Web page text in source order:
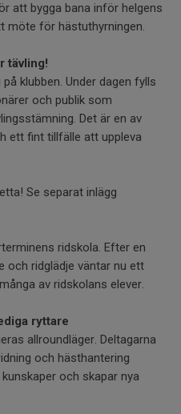
att bygga bana inför helgens
möte för hästuthyrningen.
tävling!
klubben. Under dagen fylls
och publik som
Det är en av
ett fint tillfälle att uppleva
Se separat inlägg
ridskola. Efter en
och ridglädje väntar nu ett
av ridskolans elever.
ryttare
allroundläger. Deltagarna
och hästhantering
och skapar nya